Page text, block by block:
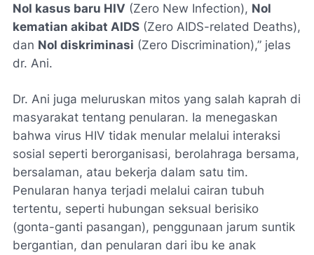
Nol kasus baru HIV (Zero New Infection), Nol
kematian akibat AIDS (Zero AIDS-related Deaths),
dan Nol diskriminasi (Zero Discrimination),” jelas
dr. Ani.
Dr. Ani juga meluruskan mitos yang salah kaprah di
masyarakat tentang penularan. Ia menegaskan
bahwa virus HIV tidak menular melalui interaksi
sosial seperti berorganisasi, berolahraga bersama,
bersalaman, atau bekerja dalam satu tim.
Penularan hanya terjadi melalui cairan tubuh
tertentu, seperti hubungan seksual berisiko
(gonta-ganti pasangan), penggunaan jarum suntik
bergantian, dan penularan dari ibu ke anak